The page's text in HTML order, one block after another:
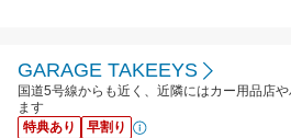
GARAGE TAKEEYS
国道5号線からも近く、近隣にはカー用品店
ます
特典あり
早割り